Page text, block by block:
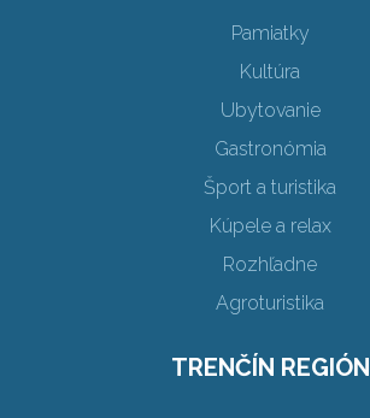
Pamiatky
Kultúra
Ubytovanie
Gastronómia
Šport a turistika
Kúpele a relax
Rozhľadne
Agroturistika
TRENČÍN REGIÓN